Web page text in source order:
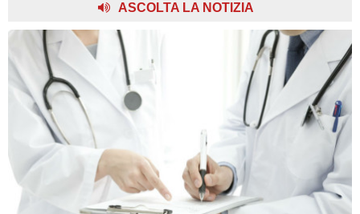
ASCOLTA LA NOTIZIA